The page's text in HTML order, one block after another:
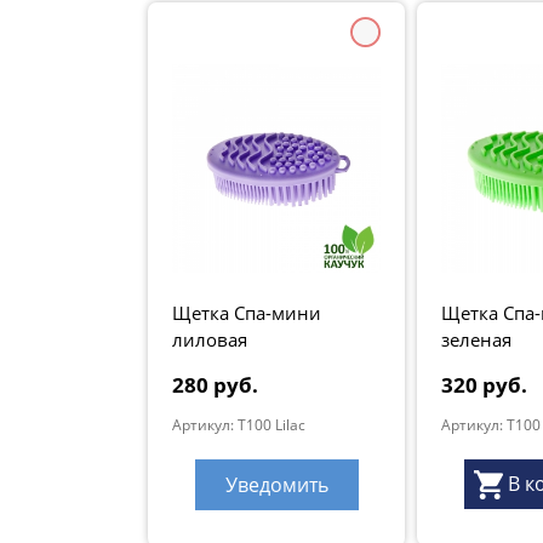
Щетка Спа-мини
лиловая
280 руб.
Артикул: T100 Lilac
Уведомить
Щетка
зеленая
320 руб.
Артикул:
В